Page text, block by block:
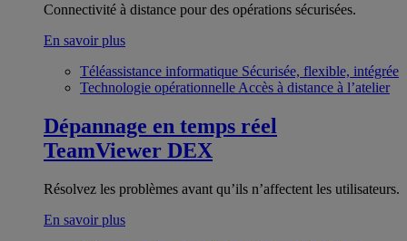
Connectivité à distance pour des opérations sécurisées.
En savoir plus
Téléassistance informatique Sécurisée, flexible, intégrée
Technologie opérationnelle Accès à distance à l’atelier
Dépannage en temps réel
TeamViewer DEX
Résolvez les problèmes avant qu’ils n’affectent les utilisateurs.
En savoir plus